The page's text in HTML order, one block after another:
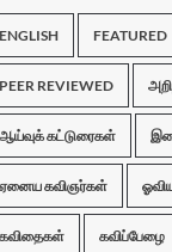
ENGLISH FEATURED
PEER REVIEWED
ஆய்வுக் கட்டுரைகள்
ஏனைய கவிஞர்கள்
கவிதைகள் கவிப்பேழை